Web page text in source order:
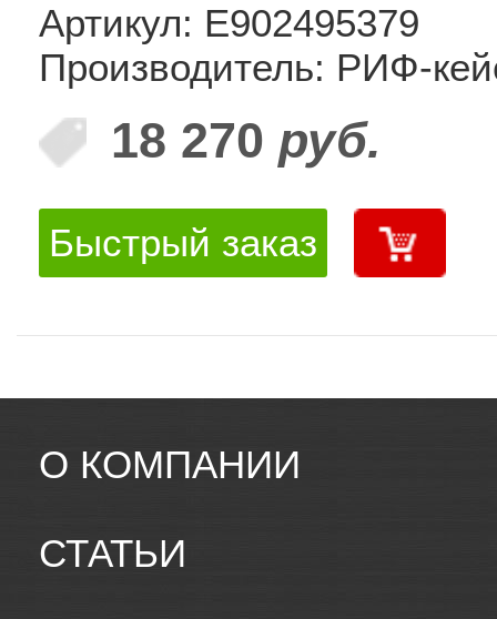
Артикул: E902495379
Производитель: РИФ-
18 270 руб.
Быстрый заказ
О КОМПАНИИ
СТАТЬИ